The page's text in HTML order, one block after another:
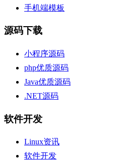
手机端模板
源码下载
小程序源码
php优质源码
Java优质源码
.NET源码
软件开发
Linux资讯
软件开发